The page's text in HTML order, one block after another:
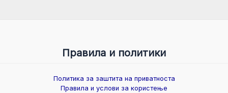
Правила и политики
Политика за заштита на приватноста
Правила и услови за користење